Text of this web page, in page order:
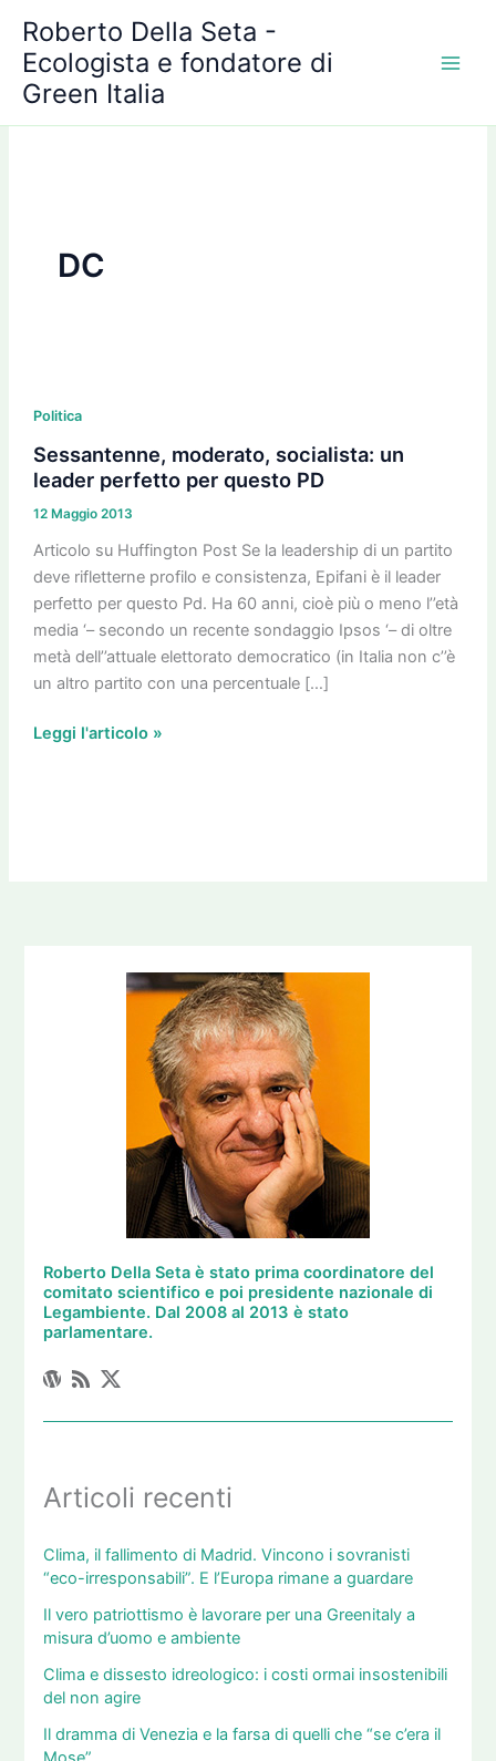
contenuto
Roberto Della Seta -
Ecologista e fondatore di
Green Italia
DC
Politica
Sessantenne, moderato, socialista: un
leader perfetto per questo PD
12 Maggio 2013
Articolo su Huffington Post Se la leadership di un partito
deve rifletterne profilo e consistenza, Epifani è il leader
perfetto per questo Pd. Ha 60 anni, cioè più o meno l’’età
media ‘– secondo un recente sondaggio Ipsos ‘– di oltre
metà dell’’attuale elettorato democratico (in Italia non c’’è
un altro partito con una percentuale […]
moderato,
socialista:
un
perfetto
per
questo
PD
Leggi l'articolo »
Roberto Della Seta è stato prima coordinatore del
comitato scientifico e poi presidente nazionale di
Legambiente. Dal 2008 al 2013 è stato
parlamentare.
Articoli recenti
Clima, il fallimento di Madrid. Vincono i sovranisti
“eco-irresponsabili”. E l’Europa rimane a guardare
Il vero patriottismo è lavorare per una Greenitaly a
misura d’uomo e ambiente
Clima e dissesto idreologico: i costi ormai insostenibili
del non agire
Il dramma di Venezia e la farsa di quelli che “se c’era il
r
c
h